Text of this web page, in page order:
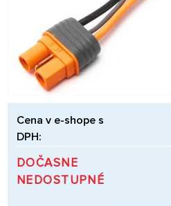
Cena v e-shope s
DPH:
DOČASNE
NEDOSTUPNÉ